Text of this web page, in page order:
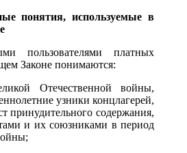
понятия, используемые в
пользователями платных
Законе понимаются:
Отечественной войны,
узники концлагерей,
принудительного содержания,
и их союзниками в период